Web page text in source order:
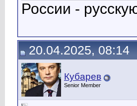
России -
20.04.2025, 08:14
Кубарев
Senior Member